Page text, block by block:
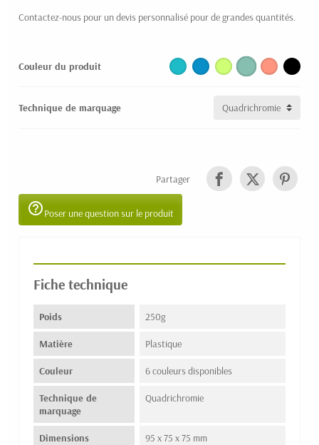
Contactez-nous pour un devis personnalisé pour de grandes quantités.
Couleur du produit
Technique de marquage
Partager
help_outlinePoser une question sur le produit
Fiche technique
Poids 250g
Matière Plastique
Couleur 6 couleurs disponibles
Technique de
marquage
Quadrichromie
Dimensions 95 x 75 x 75 mm